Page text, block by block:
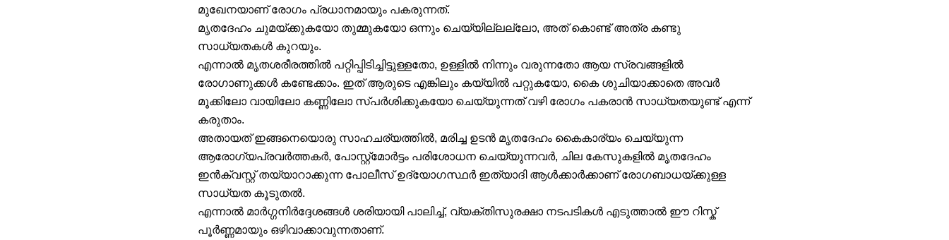
മുഖേനയാണ് രോഗം പ്രധാനമായും പകരുന്നത്.
മൃതദേഹം ചുമയ്ക്കുകയോ തുമ്മുകയോ ഒന്നും ചെയ്യില്ലല്ലോ, അത് കൊണ്ട് അത്ര കണ്ടു
സാധ്യതകൾ കുറയും.
എന്നാൽ മൃതശരീരത്തിൽ പറ്റിപ്പിടിച്ചിട്ടുള്ളതോ, ഉള്ളിൽ നിന്നും വരുന്നതോ ആയ സ്രവങ്ങളിൽ
രോഗാണുക്കൾ കണ്ടേക്കാം. ഇത് ആരുടെ എങ്കിലും കയ്യിൽ പറ്റുകയോ, കൈ ശുചിയാക്കാതെ അവർ
മൂക്കിലോ വായിലോ കണ്ണിലോ സ്പർശിക്കുകയോ ചെയ്യുന്നത് വഴി രോഗം പകരാൻ സാധ്യതയുണ്ട് എന്ന്
കരുതാം.
അതായത് ഇങ്ങനെയൊരു സാഹചര്യത്തിൽ, മരിച്ച ഉടൻ മൃതദേഹം കൈകാര്യം ചെയ്യുന്ന
ആരോഗ്യപ്രവർത്തകർ, പോസ്റ്റ്‌മോർട്ടം പരിശോധന ചെയ്യുന്നവർ, ചില കേസുകളിൽ മൃതദേഹം
ഇൻക്വസ്റ്റ് തയ്യാറാക്കുന്ന പോലീസ് ഉദ്യോഗസ്ഥർ ഇത്യാദി ആൾക്കാർക്കാണ് രോഗബാധയ്ക്കുള്ള
സാധ്യത കൂടുതൽ.
എന്നാൽ മാർഗ്ഗനിർദ്ദേശങ്ങൾ ശരിയായി പാലിച്ച്, വ്യക്തിസുരക്ഷാ നടപടികൾ എടുത്താൽ ഈ റിസ്ക്
പൂർണ്ണമായും ഒഴിവാക്കാവുന്നതാണ്.